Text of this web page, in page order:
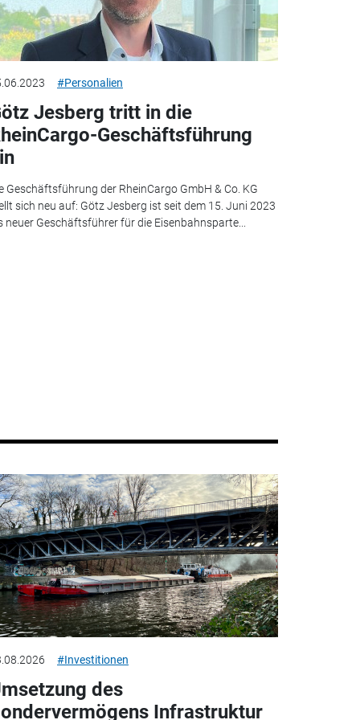
#Personalien
Jesberg tritt in die
Geschäftsführung
Geschäftsführung der RheinCargo GmbH & Co. KG
sich neu auf: Götz Jesberg ist seit dem 15. Juni 2023
neuer Geschäftsführer für die Eisenbahnsparte...
#Investitionen
des
Infrastruktur